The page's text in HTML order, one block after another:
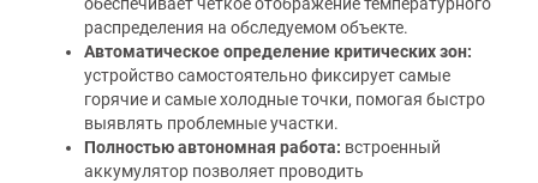
распределения на обследуемом объекте.
Автоматическое определение критических зон:
устройство самостоятельно фиксирует самые
горячие и самые холодные точки, помогая быстро
выявлять проблемные участки.
Полностью автономная работа: встроенный
аккумулятор позволяет проводить